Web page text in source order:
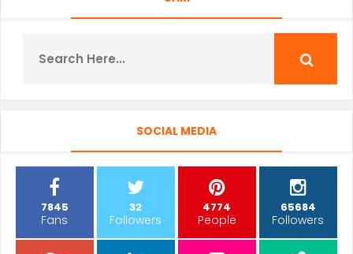
SOCIAL MEDIA
7845
Fans
32
Followers
4774
People
65684
Followers